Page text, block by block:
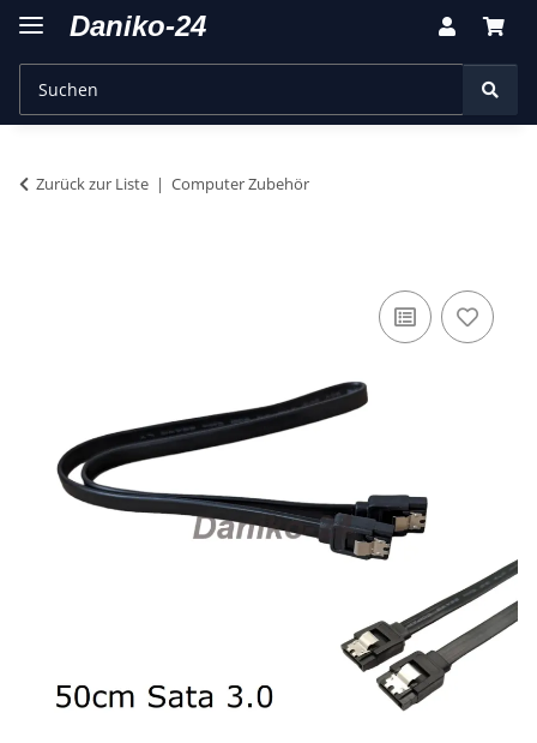
Zurück zur Liste Computer Zubehör